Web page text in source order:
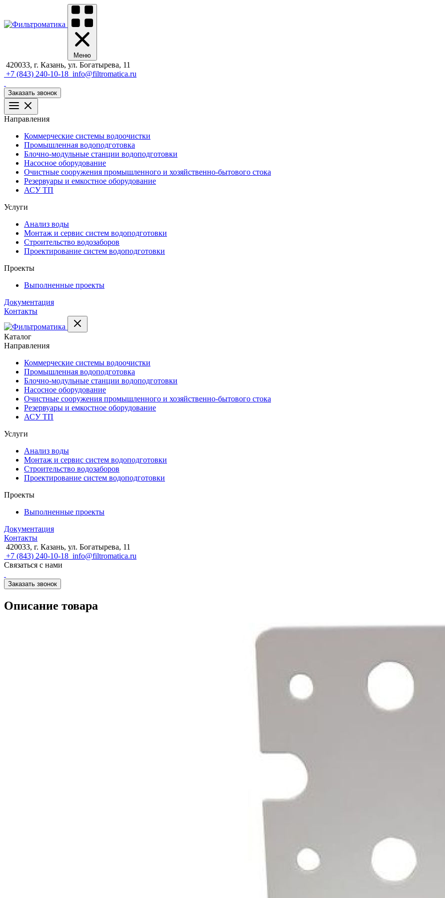
Меню
420033, г. Казань, ул. Богатырева, 11
+7 (843) 240-10-18 info@filtromatica.ru
Заказать звонок
Направления
Коммерческие системы водоочистки
Промышленная водоподготовка
Блочно-модульные станции водоподготовки
Насосное оборудование
Очистные сооружения промышленного и хозяйственно-бытового стока
Резервуары и емкостное оборудование
АСУ ТП
Услуги
Анализ воды
Монтаж и сервис систем водоподготовки
Строительство водозаборов
Проектирование систем водоподготовки
Проекты
Выполненные проекты
Документация
Контакты
Каталог
Направления
Коммерческие системы водоочистки
Промышленная водоподготовка
Блочно-модульные станции водоподготовки
Насосное оборудование
Очистные сооружения промышленного и хозяйственно-бытового стока
Резервуары и емкостное оборудование
АСУ ТП
Услуги
Анализ воды
Монтаж и сервис систем водоподготовки
Строительство водозаборов
Проектирование систем водоподготовки
Проекты
Выполненные проекты
Документация
Контакты
420033, г. Казань, ул. Богатырева, 11
+7 (843) 240-10-18 info@filtromatica.ru
Связаться с нами
Заказать звонок
Описание товара